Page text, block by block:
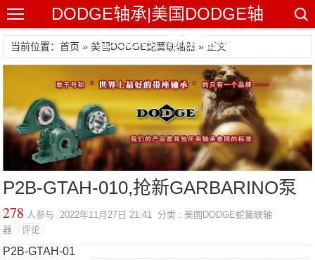
DODGE轴承|美国DODGE轴
承|DODGE带座轴承
当前位置：首页 » 美国DODGE蛇簧联轴器 » 正文
P2B-GTAH-010,抢新GARBARINO泵
278 人参与 2022年11月27日 21:41 分类 : 美国DODGE蛇簧联轴
器
评论
P2B-GTAH-01